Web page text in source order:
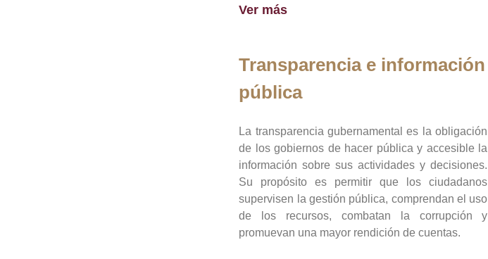
Ver más
Transparencia e información
pública
La transparencia gubernamental es la obligación
de los gobiernos de hacer pública y accesible la
información sobre sus actividades y decisiones.
Su propósito es permitir que los ciudadanos
supervisen la gestión pública, comprendan el uso
de los recursos, combatan la corrupción y
promuevan una mayor rendición de cuentas.